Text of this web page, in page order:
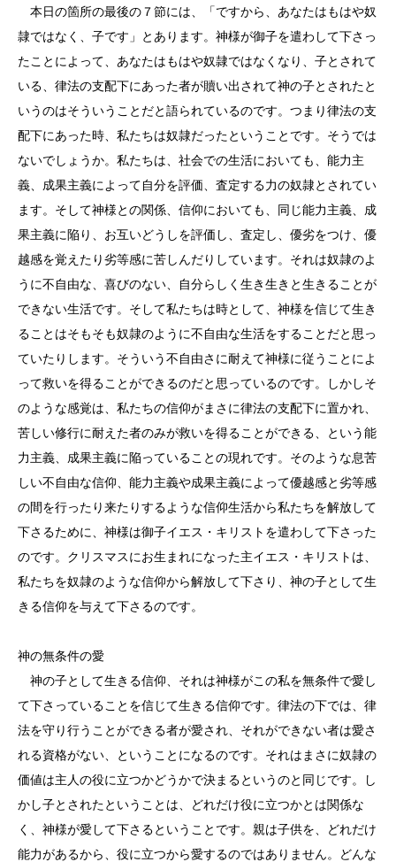
本日の箇所の最後の７節には、「ですから、あなたはもはや奴
隷ではなく、子です」とあります。神様が御子を遣わして下さっ
たことによって、あなたはもはや奴隷ではなくなり、子とされて
いる、律法の支配下にあった者が贖い出されて神の子とされたと
いうのはそういうことだと語られているのです。つまり律法の支
配下にあった時、私たちは奴隷だったということです。そうでは
ないでしょうか。私たちは、社会での生活においても、能力主
義、成果主義によって自分を評価、査定する力の奴隷とされてい
ます。そして神様との関係、信仰においても、同じ能力主義、成
果主義に陥り、お互いどうしを評価し、査定し、優劣をつけ、優
越感を覚えたり劣等感に苦しんだりしています。それは奴隷のよ
うに不自由な、喜びのない、自分らしく生き生きと生きることが
できない生活です。そして私たちは時として、神様を信じて生き
ることはそもそも奴隷のように不自由な生活をすることだと思っ
ていたりします。そういう不自由さに耐えて神様に従うことによ
って救いを得ることができるのだと思っているのです。しかしそ
のような感覚は、私たちの信仰がまさに律法の支配下に置かれ、
苦しい修行に耐えた者のみが救いを得ることができる、という能
力主義、成果主義に陥っていることの現れです。そのような息苦
しい不自由な信仰、能力主義や成果主義によって優越感と劣等感
の間を行ったり来たりするような信仰生活から私たちを解放して
下さるために、神様は御子イエス・キリストを遣わして下さった
のです。クリスマスにお生まれになった主イエス・キリストは、
私たちを奴隷のような信仰から解放して下さり、神の子として生
きる信仰を与えて下さるのです。
神の無条件の愛
神の子として生きる信仰、それは神様がこの私を無条件で愛し
て下さっていることを信じて生きる信仰です。律法の下では、律
法を守り行うことができる者が愛され、それができない者は愛さ
れる資格がない、ということになるのです。それはまさに奴隷の
価値は主人の役に立つかどうかで決まるというのと同じです。し
かし子とされたということは、どれだけ役に立つかとは関係な
く、神様が愛して下さるということです。親は子供を、どれだけ
能力があるから、役に立つから愛するのではありません。どんな